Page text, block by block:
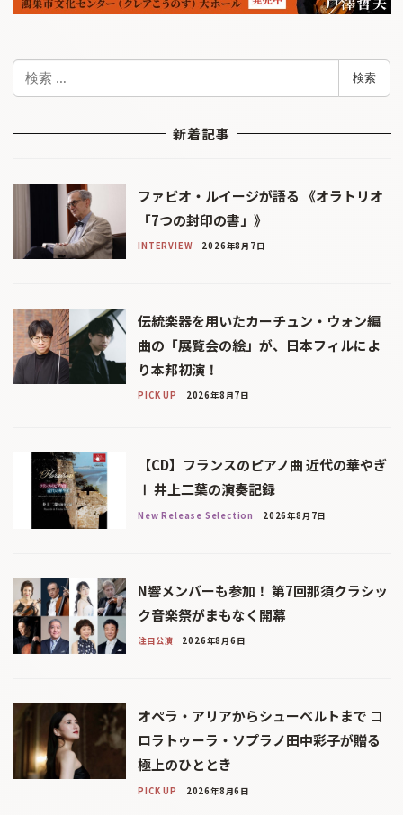
検
検索
新着記事
ファビオ・ルイージが語る 《オラトリオ
「7つの封印の書」》
INTERVIEW 2026年8月7日
伝統楽器を用いたカーチュン・ウォン編
曲の「展覧会の絵」が、日本フィルによ
り本邦初演！
PICK UP 2026年8月7日
【CD】フランスのピアノ曲 近代の華やぎ
Ⅰ 井上二葉の演奏記録
New Release Selection 2026年8月7日
N響メンバーも参加！ 第7回那須クラシッ
ク音楽祭がまもなく開幕
注目公演 2026年8月6日
オペラ・アリアからシューベルトまで コ
ロラトゥーラ・ソプラノ田中彩子が贈る
極上のひととき
PICK UP 2026年8月6日